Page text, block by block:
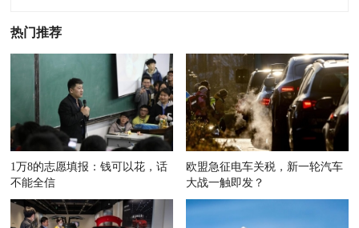
热门推荐
1万8的志愿填报：钱可以花，话
不能全信
欧盟急征电车关税，新一轮汽车
大战一触即发？